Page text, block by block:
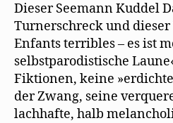
Dieser Seemann Kuddel
Turnerschreck und
Enfants terribles – es ist
selbstparodistische
Fiktionen, keine
der Zwang, seine
lachhafte, halb